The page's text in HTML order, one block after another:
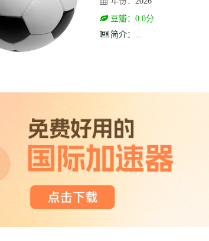
豆瓣：0.0分
简介： ...